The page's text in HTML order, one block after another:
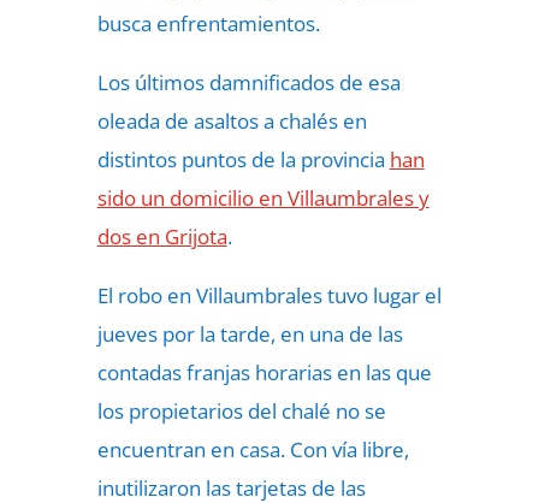
busca enfrentamientos.
Los últimos damnificados de esa
oleada de asaltos a chalés en
distintos puntos de la provincia han
sido un domicilio en Villaumbrales y
dos en Grijota.
El robo en Villaumbrales tuvo lugar el
jueves por la tarde, en una de las
contadas franjas horarias en las que
los propietarios del chalé no se
encuentran en casa. Con vía libre,
inutilizaron las tarjetas de las